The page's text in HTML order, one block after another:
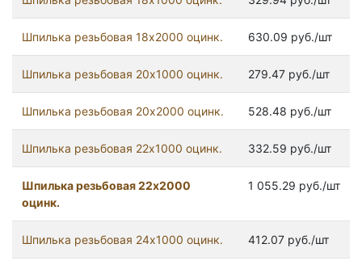
Шпилька резьбовая 18x2000 оцинк. 630.09 руб./шт
Шпилька резьбовая 20x1000 оцинк. 279.47 руб./шт
Шпилька резьбовая 20x2000 оцинк. 528.48 руб./шт
Шпилька резьбовая 22x1000 оцинк. 332.59 руб./шт
Шпилька резьбовая 22x2000
оцинк.
1 055.29 руб./шт
Шпилька резьбовая 24x1000 оцинк. 412.07 руб./шт